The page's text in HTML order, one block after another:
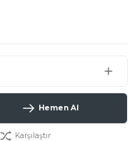
Hemen Al
Karşılaştır